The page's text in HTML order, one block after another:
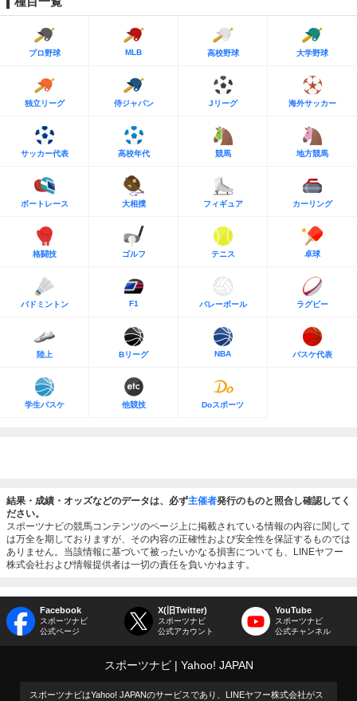
プロ野球 MLB 高校野球 大学野球
独立リーグ 侍ジャパン Jリーグ 海外サッカー
サッカー代表 高校年代 競馬 地方競馬
ボートレース 大相撲 フィギュア カーリング
格闘技 ゴルフ テニス 卓球
バドミントン F1 バレーボール ラグビー
陸上 Bリーグ NBA バスケ代表
学生バスケ 他競技 Doスポーツ
結果・成績・オッズなどのデータは、必ず主催者発行のものと照合し確認してく
ださい。
スポーツナビの競馬コンテンツのページ上に掲載されている情報の内容に関して
は万全を期しておりますが、その内容の正確性および安全性を保証するものでは
ありません。当該情報に基づいて被ったいかなる損害についても、LINEヤフー
株式会社および情報提供者は一切の責任を負いかねます。
Facebook
スポーツナビ
公式ページ
X(旧Twitter)
スポーツナビ
公式アカウント
YouTube
スポーツナビ
公式チャンネル
スポーツナビ Yahoo! JAPAN
スポーツナビはYahoo! JAPANのサービスであり、LINEヤフー株式会社がス